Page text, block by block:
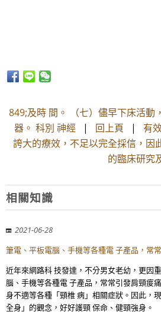
849;及時 間。 （七）儘早下床活動
器。 科別 神經 | 回上頁 | 有
誇大的療效，不足以完全採信，因
的臨床研究
相關知識
2021-06-28
筆電、平板電腦、手機等各種電 子產品，常
近年來網路科 技發達，不分男女老幼，更因
腦、手機等各種電 子產品，常常引發肩頸痠
身不適等各種「頸椎 病」相關症狀。因此，
全身」的觀念，好好護頸 保命、健頸強身。